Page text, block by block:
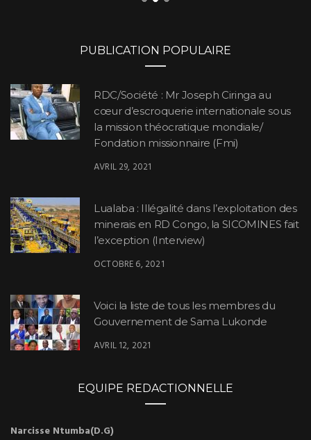
PUBLICATION POPULAIRE
RDC/Société : Mr Joseph Ciringa au
cœur d’escroquerie internationale sous
la mission théocratique mondiale/
Fondation missionnaire (Fmi)
AVRIL 29, 2021
Lualaba : Illégalité dans l’exploitation des
minerais en RD Congo, la SICOMINES fait
l’exception (Interview)
OCTOBRE 6, 2021
Voici la liste de tous les membres du
Gouvernement de Sama Lukonde
AVRIL 12, 2021
EQUIPE REDACTIONNELLE
Narcisse Ntumba(D.G)